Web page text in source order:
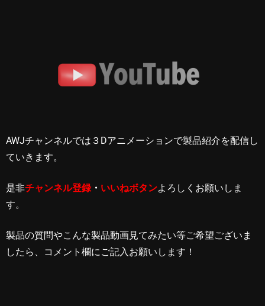
AWJチャンネルでは３Dアニメーションで製品紹介を配信し
ていきます。
是非チャンネル登録・ いいねボタンよろしくお願いしま
す。
製品の質問やこんな製品動画見てみたい等ご希望ございま
したら、コメント欄にご記入お願いします！